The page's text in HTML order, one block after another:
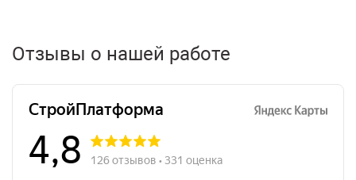
Отзывы о нашей работе